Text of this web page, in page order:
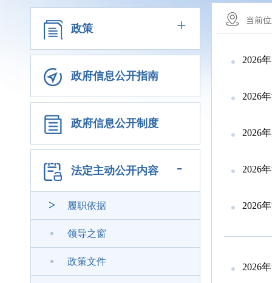
政策 +
政府信息公开指南
政府信息公开制度
法定主动公开内容 -
履职依据
领导之窗
政策文件
当前
2026
2026
2026
2026
2026
2026年